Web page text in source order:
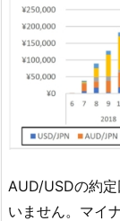
AUD/USDの約
いません。マイ